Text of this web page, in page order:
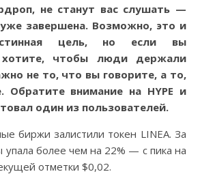
не станут вас слушать —
завершена. Возможно, это и
цель, но если вы
хотите, чтобы люди держали
не то, что вы говорите, а то,
Обратите внимание на HYPE и
один из пользователей.
биржи залистили токен LINEA. За
упала более чем на 22% — с пика на
отметки $0,02.